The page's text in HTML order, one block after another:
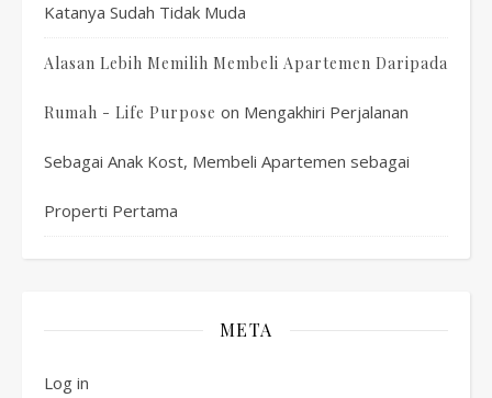
Katanya Sudah Tidak Muda
Alasan Lebih Memilih Membeli Apartemen Daripada
Rumah - Life Purpose on Mengakhiri Perjalanan
Sebagai Anak Kost, Membeli Apartemen sebagai
Properti Pertama
META
Log in